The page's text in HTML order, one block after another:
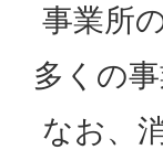
事業所
多くの
なお、